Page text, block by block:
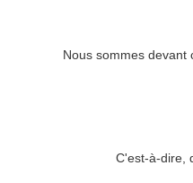
Nous sommes devant
C'est-à-dire,